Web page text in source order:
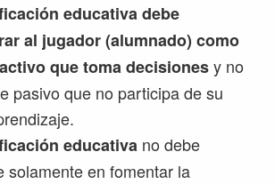
educativa debe
al jugador (alumnado) como
que toma decisionesy no
pasivo que no participa de su
educativa no debe
solamente en fomentar la